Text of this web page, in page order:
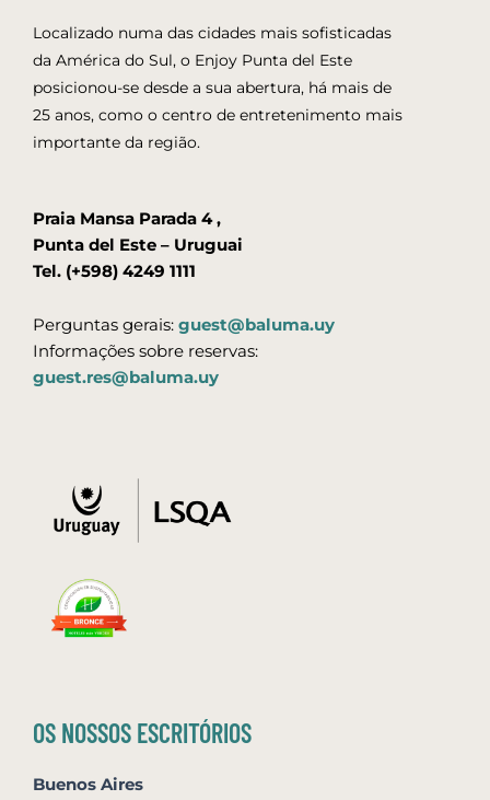
Localizado numa das cidades mais sofisticadas
da América do Sul, o Enjoy Punta del Este
posicionou-se desde a sua abertura, há mais de
25 anos, como o centro de entretenimento mais
importante da região.
Praia Mansa Parada 4 ,
Punta del Este – Uruguai
Tel. (+598) 4249 1111
Perguntas gerais: guest@baluma.uy
Informações sobre reservas:
guest.res@baluma.uy
OS NOSSOS ESCRITÓRIOS
Buenos Aires